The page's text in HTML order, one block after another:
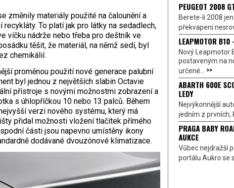
změnily materiály použité na čalounění a
To platí jak pro látky na sedadlech,
víčku nádrže nebo třeba pro deštník ve
těšit, že materiál, na němž sedí, byl
chemikálií.
proměnou použití nové generace palubní
byl jednou z největších slabin Octavie
přístroje s novými možnostmi zobrazení a
s úhlopříčkou 10 nebo 13 palců. Během
verzi nového systému, který má
přidal možnosti vložení tlačítek přímého
části jsou napevno umístěny ikony
dodávané dvouzónové klimatizace.
PEUGEOT 2008
Berete-li 2008
překvapeni
LEAPMOTOR B10
Nový Leapmotor
postaveným na
určené... >>
ABARTH 600E
LEDY
Nejvýkonnější
jedním z prvních,
PRAGA BABY
AUKCE
Vůbec nejdražší
portálu Aukro se